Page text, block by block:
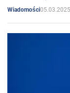
Wiadomości